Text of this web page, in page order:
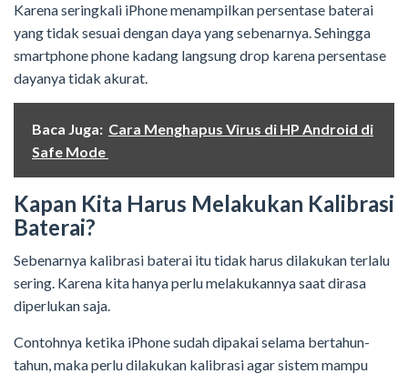
Karena seringkali iPhone menampilkan persentase baterai
yang tidak sesuai dengan daya yang sebenarnya. Sehingga
smartphone phone kadang langsung drop karena persentase
dayanya tidak akurat.
Baca Juga: Cara Menghapus Virus di HP Android di
Safe Mode
Kapan Kita Harus Melakukan Kalibrasi
Baterai?
Sebenarnya kalibrasi baterai itu tidak harus dilakukan terlalu
sering. Karena kita hanya perlu melakukannya saat dirasa
diperlukan saja.
Contohnya ketika iPhone sudah dipakai selama bertahun-
tahun, maka perlu dilakukan kalibrasi agar sistem mampu